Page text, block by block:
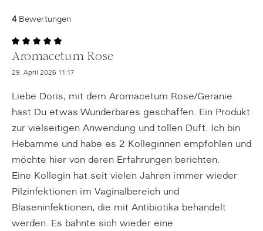
4Bewertungen
29. April 2026 11:17
Bewertung mit 5 von 5 Sternen
Aromacetum Rose
Liebe Doris, mit dem Aromacetum Rose/Geranie
hast Du etwas Wunderbares geschaffen. Ein Produkt
zur vielseitigen Anwendung und tollen Duft. Ich bin
Hebamme und habe es 2 Kolleginnen empfohlen und
möchte hier von deren Erfahrungen berichten.
Eine Kollegin hat seit vielen Jahren immer wieder
Pilzinfektionen im Vaginalbereich und
Blaseninfektionen, die mit Antibiotika behandelt
werden. Es bahnte sich wieder eine